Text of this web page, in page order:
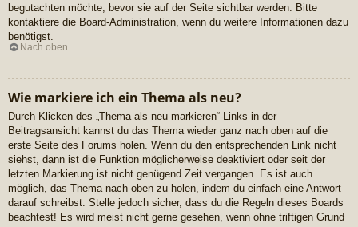
begutachten möchte, bevor sie auf der Seite sichtbar werden. Bitte
kontaktiere die Board-Administration, wenn du weitere Informationen dazu
benötigst.
Nach oben
Wie markiere ich ein Thema als neu?
Durch Klicken des „Thema als neu markieren“-Links in der
Beitragsansicht kannst du das Thema wieder ganz nach oben auf die
erste Seite des Forums holen. Wenn du den entsprechenden Link nicht
siehst, dann ist die Funktion möglicherweise deaktiviert oder seit der
letzten Markierung ist nicht genügend Zeit vergangen. Es ist auch
möglich, das Thema nach oben zu holen, indem du einfach eine Antwort
darauf schreibst. Stelle jedoch sicher, dass du die Regeln dieses Boards
beachtest! Es wird meist nicht gerne gesehen, wenn ohne triftigen Grund